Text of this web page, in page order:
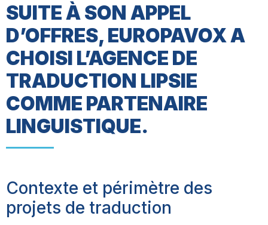
SUITE À SON APPEL
D’OFFRES, EUROPAVOX A
CHOISI L’AGENCE DE
TRADUCTION LIPSIE
COMME PARTENAIRE
LINGUISTIQUE.
Contexte et périmètre des
projets de traduction